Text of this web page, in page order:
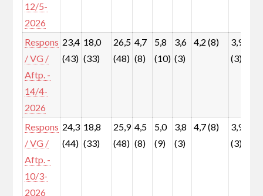
12/5-
2026
Respons
/ VG /
Aftp. -
14/4-
2026
23,4
(43)
18,0
(33)
26,5
(48)
4,7
(8)
5,8
(10)
3,6
(3)
4,2 (8)
3,9
(3)
Respons
/ VG /
Aftp. -
10/3-
2026
24,3
(44)
18,8
(33)
25,9
(48)
4,5
(8)
5,0
(9)
3,8
(3)
4,7 (8)
3,9
(3)